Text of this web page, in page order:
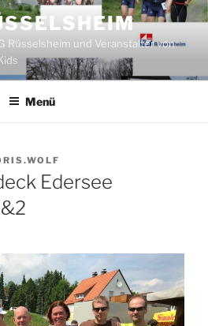
Rüsselsheim und Veranstalter von
Menü
Edersee